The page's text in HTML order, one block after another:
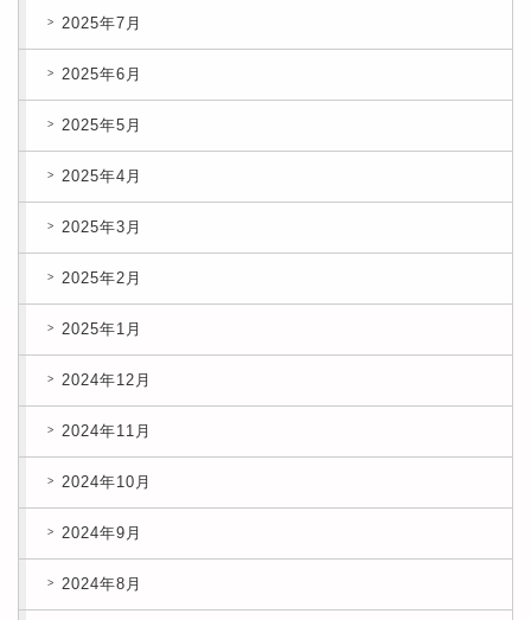
2025年7月
2025年6月
2025年5月
2025年4月
2025年3月
2025年2月
2025年1月
2024年12月
2024年11月
2024年10月
2024年9月
2024年8月